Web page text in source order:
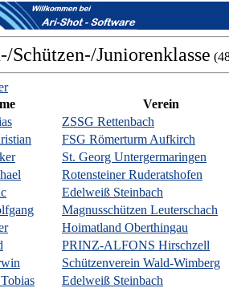
Schützen-/Juniorenklasse
Verein
ZSSG Rettenbach
FSG Römerturm Aufkirch
St. Georg Untergermaringen
Rotensteiner Ruderatshofen
Edelweiß Steinbach
Magnusschützen Leuterschach
Hoimatland Oberthingau
PRINZ-ALFONS Hirschzell
Schützenverein Wald-Wimberg
Edelweiß Steinbach